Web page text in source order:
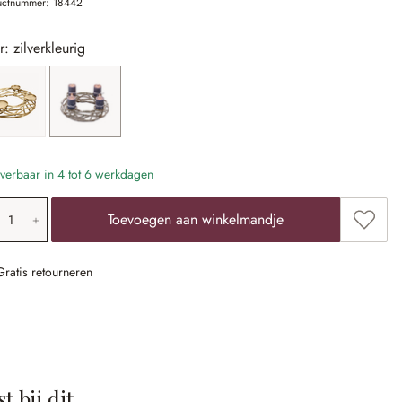
zilverkleurig
goudkleurig zilverkleurig
in 4 tot 6 werkdagen
voer de gewenste
Toevoegen aan winkelmandje
retourneren